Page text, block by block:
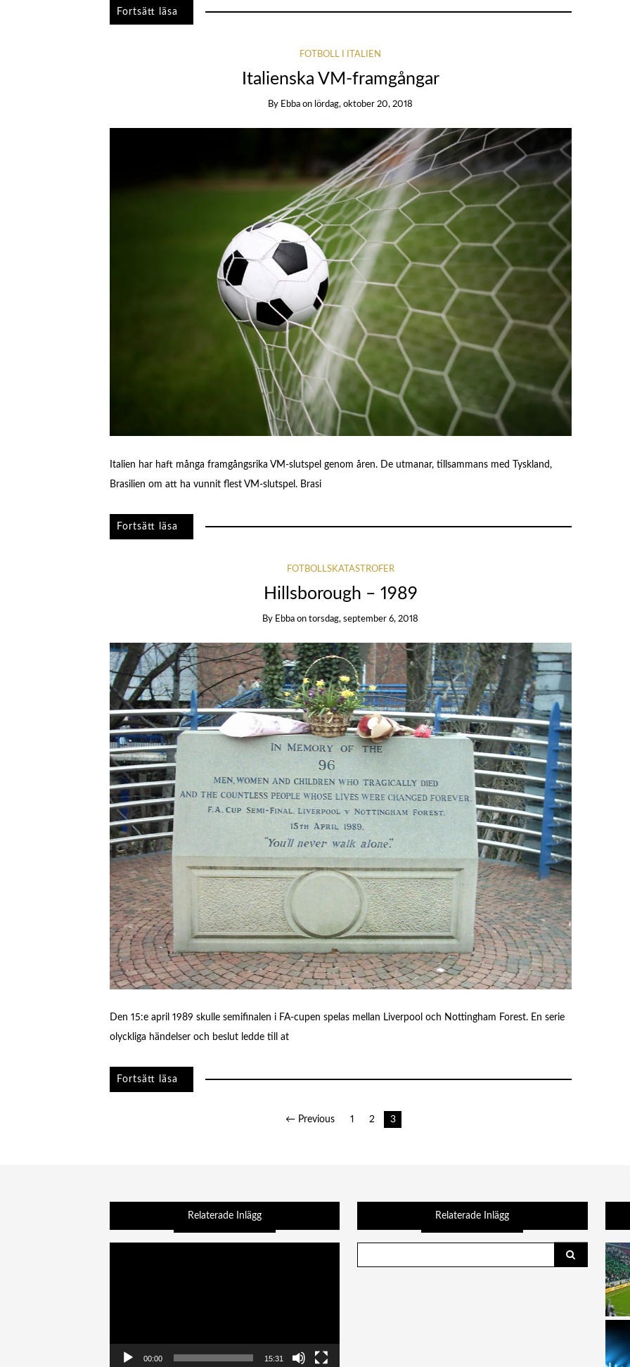
FOTBOLL I ITALIEN
Italienska VM-framgångar
By Ebba on lördag, oktober 20, 2018
Italien har haft många framgångsrika VM-slutspel genom åren. De utmanar, tillsammans med Tyskland,
Brasilien om att ha vunnit flest VM-slutspel. Brasi
FOTBOLLSKATASTROFER
Hillsborough – 1989
By Ebba ontorsdag, september 6, 2018
Den 15:e april 1989 skulle semifinalen i FA-cupen spelas mellan Liverpool och Nottingham Forest. En serie
olyckliga händelser och beslut ledde till at
← Previous 1 2 3
00:00 15:31